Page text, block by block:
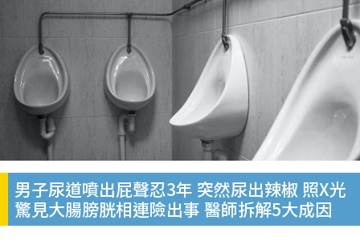
男子尿道噴出屁聲忍3年 突然尿出辣椒 照X光
驚見大腸膀胱相連險出事 醫師拆解5大成因